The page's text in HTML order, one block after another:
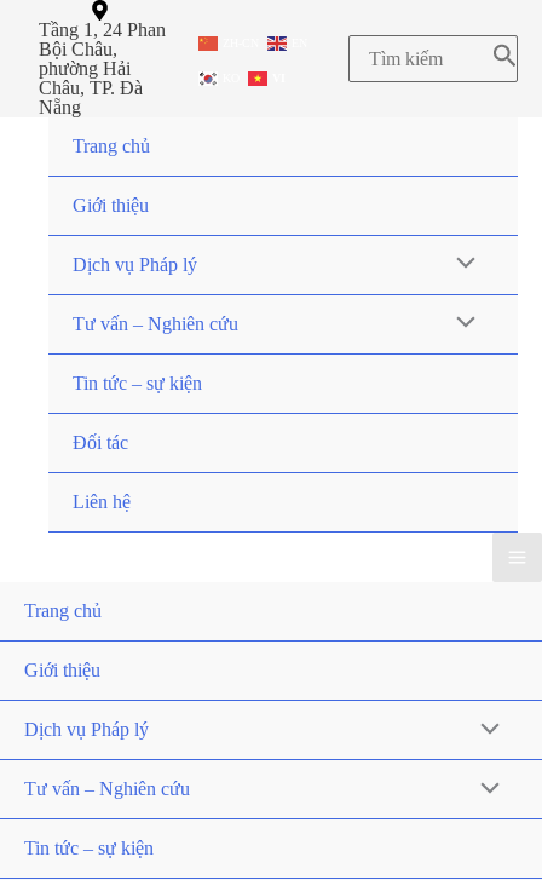
Tầng 1, 24 Phan
Bội Châu,
phường Hải
Châu, TP. Đà
Nẵng
Trang chủ
Giới thiệu
Dịch vụ Pháp lý
Tư vấn – Nghiên cứu
Tin tức – sự kiện
Đối tác
Liên hệ
Trang chủ
Giới thiệu
Dịch vụ Pháp lý
Tư vấn – Nghiên cứu
Tin tức – sự kiện